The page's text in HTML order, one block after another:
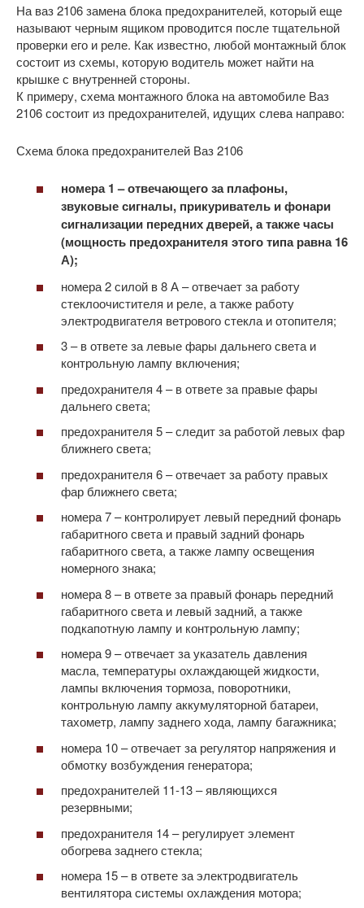
На ваз 2106 замена блока предохранителей, который еще
называют черным ящиком проводится после тщательной
проверки его и реле. Как известно, любой монтажный блок
состоит из схемы, которую водитель может найти на
крышке с внутренней стороны.
К примеру, схема монтажного блока на автомобиле Ваз
2106 состоит из предохранителей, идущих слева направо:
Схема блока предохранителей Ваз 2106
номера 1 – отвечающего за плафоны,
звуковые сигналы, прикуриватель и фонари
сигнализации передних дверей, а также часы
(мощность предохранителя этого типа равна 16
А);
номера 2 силой в 8 А – отвечает за работу
стеклоочистителя и реле, а также работу
электродвигателя ветрового стекла и отопителя;
3 – в ответе за левые фары дальнего света и
контрольную лампу включения;
предохранителя 4 – в ответе за правые фары
дальнего света;
предохранителя 5 – следит за работой левых фар
ближнего света;
предохранителя 6 – отвечает за работу правых
фар ближнего света;
номера 7 – контролирует левый передний фонарь
габаритного света и правый задний фонарь
габаритного света, а также лампу освещения
номерного знака;
номера 8 – в ответе за правый фонарь передний
габаритного света и левый задний, а также
подкапотную лампу и контрольную лампу;
номера 9 – отвечает за указатель давления
масла, температуры охлаждающей жидкости,
лампы включения тормоза, поворотники,
контрольную лампу аккумуляторной батареи,
тахометр, лампу заднего хода, лампу багажника;
номера 10 – отвечает за регулятор напряжения и
обмотку возбуждения генератора;
предохранителей 11-13 – являющихся
резервными;
предохранителя 14 – регулирует элемент
обогрева заднего стекла;
номера 15 – в ответе за электродвигатель
вентилятора системы охлаждения мотора;